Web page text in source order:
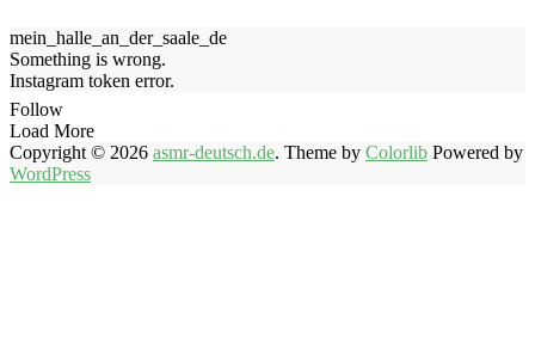
mein_halle_an_der_saale_de
Something is wrong.
Instagram token error.
Follow
Load More
Copyright © 2026 asmr-deutsch.de. Theme by Colorlib Powered by
WordPress